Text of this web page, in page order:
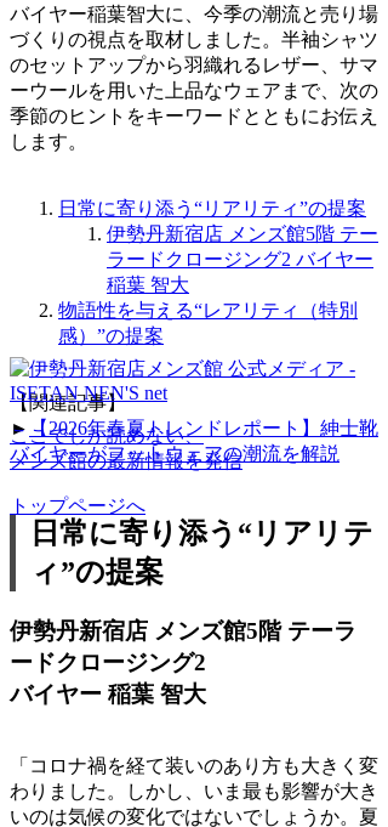
バイヤー稲葉智大に、今季の潮流と売り場
づくりの視点を取材しました。半袖シャツ
のセットアップから羽織れるレザー、サマ
ーウールを用いた上品なウェアまで、次の
季節のヒントをキーワードとともにお伝え
します。
日常に寄り添う“リアリティ”の提案
伊勢丹新宿店 メンズ館5階 テー
ラードクロージング2 バイヤー
稲葉 智大
物語性を与える“レアリティ（特別
感）”の提案
【関連記事】
► 【2026年春夏トレンドレポート】紳士靴
バイヤーがフットウェアの潮流を解説
日常に寄り添う“リアリテ
ィ”の提案
伊勢丹新宿店 メンズ館5階 テーラ
ードクロージング2
バイヤー 稲葉 智大
「コロナ禍を経て装いのあり方も大きく変
わりました。しかし、いま最も影響が大き
いのは気候の変化ではないでしょうか。夏
ここでしか読めない、
メンズ館の最新情報を発信
トップページへ